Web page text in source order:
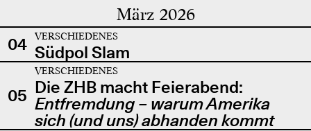
März 2026
04 VERSCHIEDENES
Südpol Slam
05
VERSCHIEDENES
Die ZHB macht Feierabend:
Entfremdung – warum Amerika
sich (und uns) abhanden kommt